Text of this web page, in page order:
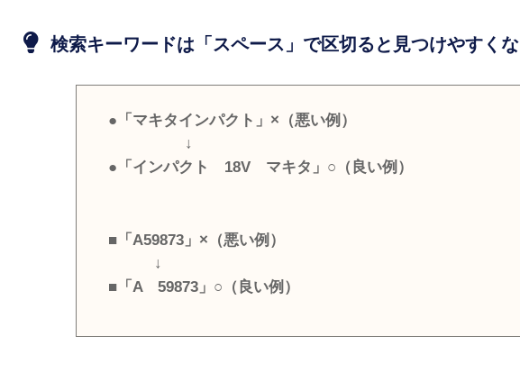
検索キーワードは「スペース」で区切ると見つけやすくな
●「マキタインパクト」×（悪い例）
↓
●「インパクト 18V マキタ」○（良い例）
■「A59873」×（悪い例）
↓
■「A 59873」○（良い例）